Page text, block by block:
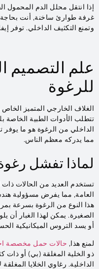
إذا انتقل محلل الدم المحمول
غرفة طوارئ ساخنة, أنت بحاجة
وتمنع التكثيف الداخلي. توفر
علم التصميم
للرغوة
الغلاف الخارجي المتميز
تتطلب الأدوات الطبية الخاصة
الداخلي من الرغوة هو ما يوفر
مما يدركه معظم الناس.
لماذا تفشل
تستخدم العديد من الحالات ذات
العامة, مما يفرض مسؤولية
هذا النوع من الرغوة بسرعة
الصغيرة. يمكن لهذا الغبار أن
أو يسد التروس الميكانيكية
لمنع هذا, حالات حمل مخصصة
ذو الخلية المغلقة (بي) أو ذات
الداخلية. رغاوي الخلايا